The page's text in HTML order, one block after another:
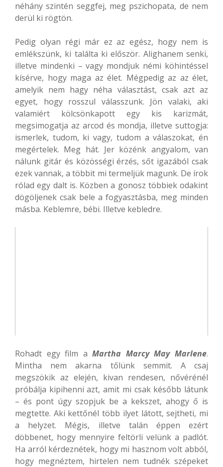
néhány szintén seggfej, meg pszichopata, de nem
derül ki rögtön.
Pedig olyan régi már ez az egész, hogy nem is
emlékszünk, ki találta ki először. Alighanem senki,
illetve mindenki – vagy mondjuk némi köhintéssel
kísérve, hogy maga az élet. Mégpedig az az élet,
amelyik nem hagy néha választást, csak azt az
egyet, hogy rosszul válasszunk. Jön valaki, aki
valamiért kölcsönkapott egy kis karizmát,
megsimogatja az arcod és mondja, illetve suttogja:
ismerlek, tudom, ki vagy, tudom a válaszokat, én
megértelek. Meg hát. Jer közénk angyalom, van
nálunk gitár és közösségi érzés, sőt igazából csak
ezek vannak, a többit mi termeljük magunk. De írok
rólad egy dalt is. Közben a gonosz többiek odakint
dögöljenek csak bele a fogyasztásba, meg minden
másba. Keblemre, bébi. Illetve kebledre.
Rohadt egy film aMartha Marcy May Marlene.
Mintha nem akarna tőlünk semmit. A csaj
megszökik az elején, kivan rendesen, nővérénél
próbálja kipihenni azt, amit mi csak később látunk
– és pont úgy szopjuk be a kekszet, ahogy ő is
megtette. Aki kettőnél több ilyet látott, sejtheti, mi
a helyzet. Mégis, illetve talán éppen ezért
döbbenet, hogy mennyire feltörli velünk a padlót.
Ha arról kérdeznétek, hogy mi hasznom volt abból,
hogy megnéztem, hirtelen nem tudnék szépeket